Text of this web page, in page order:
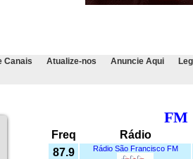
Canais Atualize-nos Anuncie Aqui
FM
Freq
Rádio
87.9
Rádio São Francisco FM